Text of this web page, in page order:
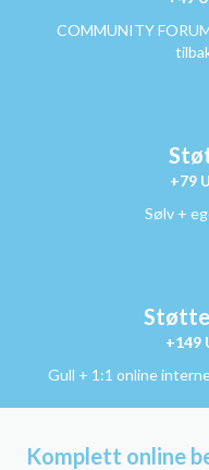
COMMUNITY
+79
Sølv +
+149
Gull + 1:1 online
Komplett online